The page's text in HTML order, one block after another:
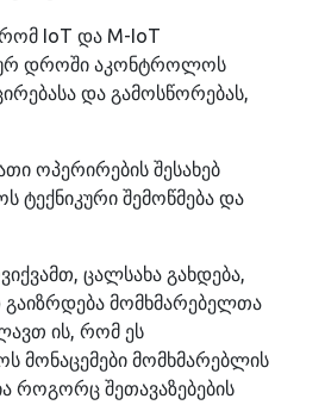
IoT და M-IoT
დროში აკონტროლოს
და გამოსწორებას,
ოპერირების შესახებ
ტექნიკური შემოწმება და
ცალსახა გახდება,
გაიზრდება მომხმარებელთა
ის, რომ ეს
მონაცემები მომხმარებლის
როგორც შეთავაზებების